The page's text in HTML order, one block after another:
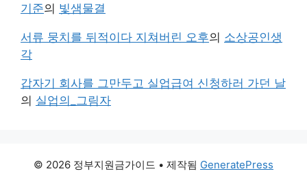
기준의 빛샘물결
서류 뭉치를 뒤적이다 지쳐버린 오후의 소상공인생
각
갑자기 회사를 그만두고 실업급여 신청하러 가던 날
의 실업의_그림자
© 2026 정부지원금가이드 • 제작됨 GeneratePress